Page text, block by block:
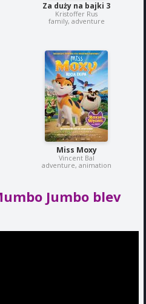
Za duży na bajki 3
Kristoffer Rus
family, adventure
Miss Moxy
Vincent Bal
adventure, animation
Jumbo blev